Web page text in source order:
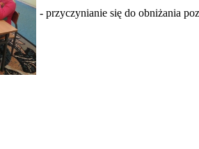
- przyczynianie się do obniżania